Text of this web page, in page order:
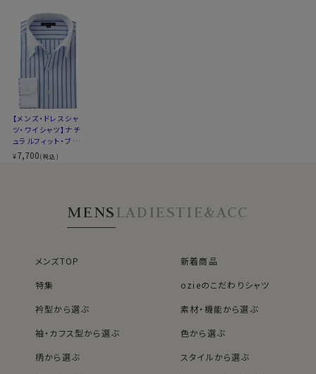
生産国
中国
▼スポット商品につき再入荷はございませんのでご了承
ください
▼ナチュラルフィットとは？
後ろ身頃にダーツを入れて、ウエスト部分をやや絞ったス
タイルです。
適度に絞ったウエストラインは細すぎず、それでいてダボ
つきのないシルエット。
は絞りを若干ゆるくしております。 細さを気にせず一般的
なサイズと同じ感覚でお選びください。
【メンズ・ドレスシャ
ツ・ワイシャツ】ナチ
ュラルフィット・ブロ
ード・イタリアンカラ
ー・ボタンダウン・第
¥7,700(税込)
MENSLADIESTIE&ACC
メンズTOP
新着商品
特集
ozieのこだわりシャツ
衿型から選ぶ
素材・機能から選ぶ
袖・カフス型から選ぶ
色から選ぶ
柄から選ぶ
スタイルから選ぶ